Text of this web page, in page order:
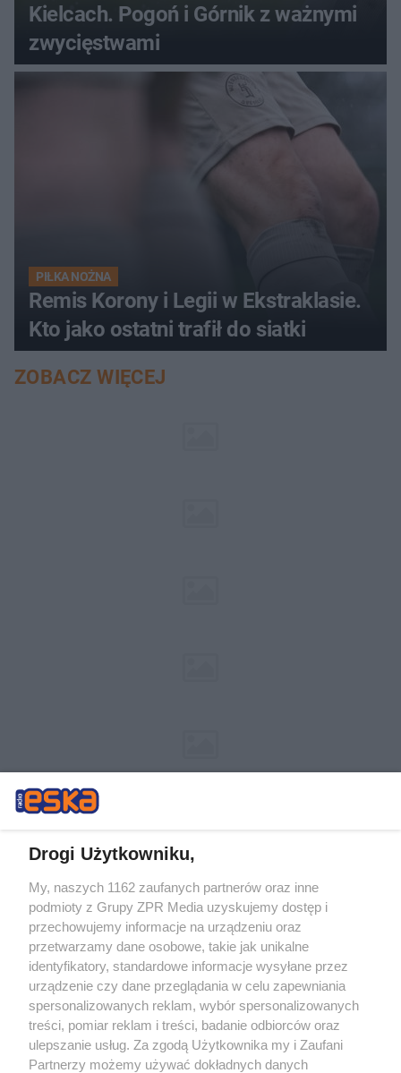
Kielcach. Pogoń i Górnik z ważnymi
zwycięstwami
PIŁKA NOŻNA
Remis Korony i Legii w Ekstraklasie.
Kto jako ostatni trafił do siatki
ZOBACZ WIĘCEJ
Żaden utwór zamieszczony w serwisie nie może być powielany i
rozpowszechniany lub dalej rozpowszechniany w jakikolwiek sposób (w
tym także elektroniczny lub mechaniczny) na jakimkolwiek polu
eksploatacji w jakiejkolwiek formie, włącznie z umieszczaniem w
Internecie bez pisemnej zgody właściciela praw. Jakiekolwiek użycie lub
wykorzystanie utworów w całości lub w części z naruszeniem prawa,
tzn. bez właściwej zgody, jest zabronione pod groźbą kary i może być
ścigane prawnie.
Drogi Użytkowniku,
My, naszych 1162 zaufanych partnerów oraz inne
podmioty z Grupy ZPR Media uzyskujemy dostęp i
przechowujemy informacje na urządzeniu oraz
przetwarzamy dane osobowe, takie jak unikalne
identyfikatory, standardowe informacje wysyłane przez
urządzenie czy dane przeglądania w celu zapewniania
spersonalizowanych reklam, wybór spersonalizowanych
treści, pomiar reklam i treści, badanie odbiorców oraz
ulepszanie usług. Za zgodą Użytkownika my i Zaufani
Partnerzy możemy używać dokładnych danych